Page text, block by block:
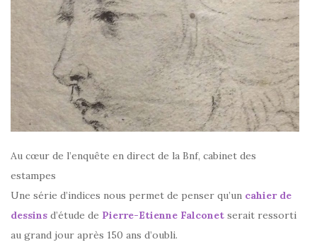
Au cœur de l’enquête en direct de la Bnf, cabinet des
estampes
Une série d’indices nous permet de penser qu’un cahier de
dessins d’étude de Pierre-Etienne Falconet serait ressorti
au grand jour après 150 ans d’oubli.